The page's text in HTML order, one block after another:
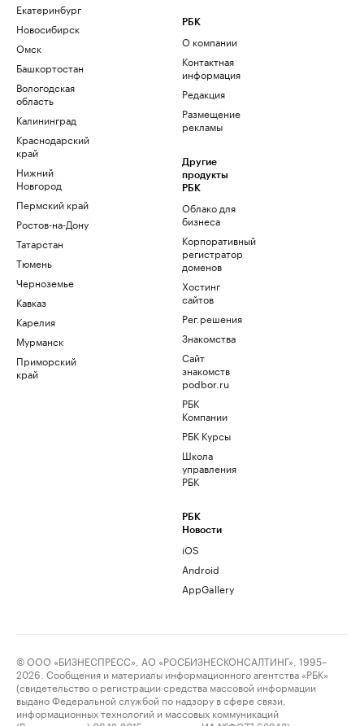
Екатеринбург
Новосибирск
Омск
Башкортостан
Вологодская
область
Калининград
Краснодарский
край
Нижний
Новгород
Пермский край
Ростов-на-Дону
Татарстан
Тюмень
Черноземье
Кавказ
Карелия
Мурманск
Приморский
край
РБК
О компании
Контактная
информация
Редакция
Размещение
рекламы
Другие
продукты
РБК
Облако для
бизнеса
Корпоративный
регистратор
доменов
Хостинг
сайтов
Рег.решения
Знакомства
Сайт
знакомств
podbor.ru
РБК
Компании
РБК Курсы
Школа
управления
РБК
РБК
Новости
iOS
Android
AppGallery
© ООО «БИЗНЕСПРЕСС», АО «РОСБИЗНЕСКОНСАЛТИНГ», 1995–
2026. Сообщения и материалы информационного агентства «РБК»
(свидетельство о регистрации средства массовой информации
выдано Федеральной службой по надзору в сфере связи,
информационных технологий и массовых коммуникаций